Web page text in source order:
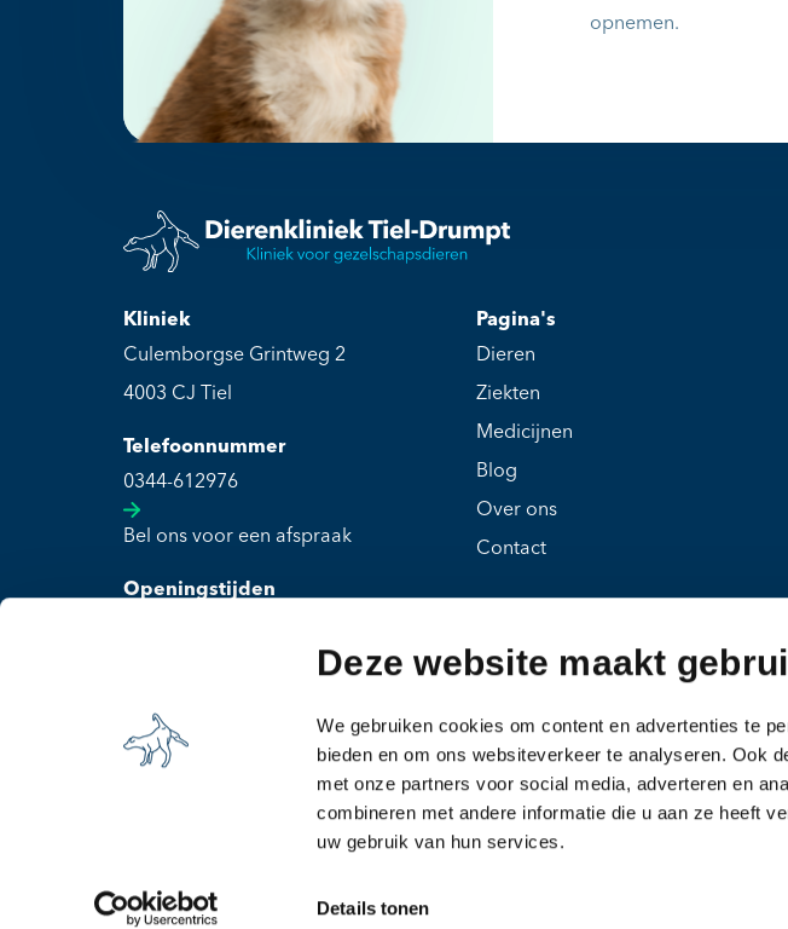
Deze website maakt
We gebruiken cookies om content en advertenties te
bieden en om ons websiteverkeer te analyseren. Ook
met onze partners voor social media, adverteren en
combineren met andere informatie die u aan ze heeft
uw gebruik van hun services.
Details tonen
opnemen.
Kliniek
Culemborgse Grintweg 2
4003 CJ Tiel
Telefoonnummer
0344-612976
Bel ons voor een afspraak
Openingstijden
Zaterdag t/m zondag: Gesloten
Pagina's
Dieren
Ziekten
Medicijnen
Blog
Over ons
Contact
© 2026 Dierenkliniek Tiel-Drumpt